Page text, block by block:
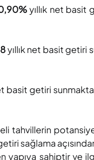
yıllık net
yıllık net basit getiri
basit getiri
sağlama
sahiptir ve